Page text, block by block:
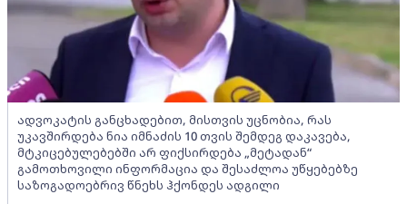
ადვოკატის განცხადებით, მისთვის უცნობია, რას
უკავშირდება ნია იმნაძის 10 თვის შემდეგ დაკავება,
მტკიცებულებებში არ ფიქსირდება „მეტადან“
გამოთხოვილი ინფორმაცია და შესაძლოა უწყებებზე
საზოგადოებრივ წნეხს ჰქონდეს ადგილი